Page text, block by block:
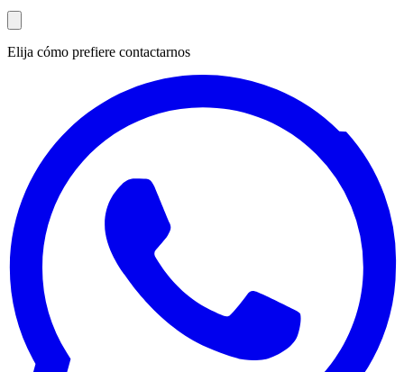
Elija cómo prefiere contactarnos